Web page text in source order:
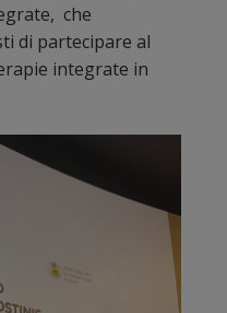
che
di partecipare al
integrate in